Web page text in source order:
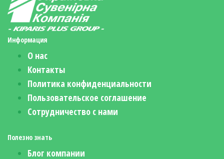
Информация
О нас
Контакты
Политика конфиденциальности
Пользовательское соглашение
Сотрудничество с нами
Полезно знать
Блог компании